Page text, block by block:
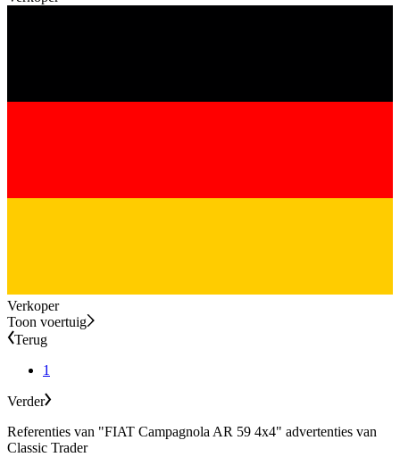
Verkoper
Toon voertuig
Terug
1
Verder
Referenties van "FIAT Campagnola AR 59 4x4" advertenties van
Classic Trader